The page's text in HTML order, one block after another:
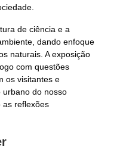
de ciência e a
dando enfoque
naturais. A exposição
com questões
os visitantes e
urbano do nosso
as reflexões